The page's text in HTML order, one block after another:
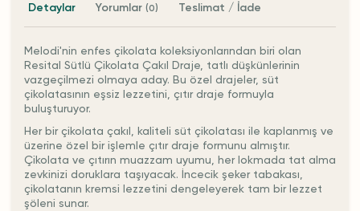
Detaylar Yorumlar (0) Teslimat / İade
Melodi'nin enfes çikolata koleksiyonlarından biri olan
Resital Sütlü Çikolata Çakıl Draje, tatlı düşkünlerinin
vazgeçilmezi olmaya aday. Bu özel drajeler, süt
çikolatasının eşsiz lezzetini, çıtır draje formuyla
buluşturuyor.
Her bir çikolata çakıl, kaliteli süt çikolatası ile kaplanmış ve
üzerine özel bir işlemle çıtır draje formunu almıştır.
Çikolata ve çıtırın muazzam uyumu, her lokmada tat alma
zevkinizi doruklara taşıyacak. İncecik şeker tabakası,
çikolatanın kremsi lezzetini dengeleyerek tam bir lezzet
şöleni sunar.